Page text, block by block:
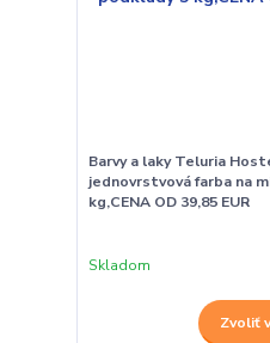
Barvy a laky Teluria
jednovrstvová farba na
kg,CENA OD 39,85 EUR
Skladom
Zvoliť